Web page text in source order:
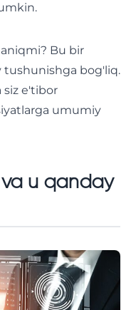
Bu bir
tushunishga bog'liq.
siz e'tibor
umumiy
u qanday